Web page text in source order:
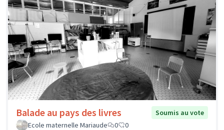
Balade au pays des livres
Soumis au vote
Ecole maternelle Mariaude
0 0